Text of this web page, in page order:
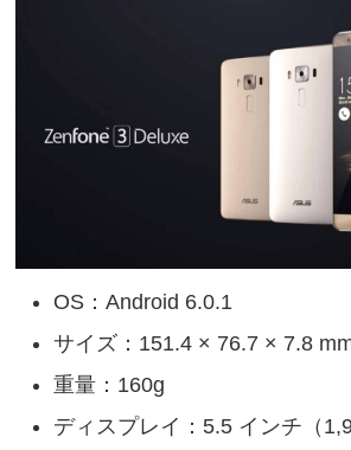
OS：Android 6.0.1
サイズ：151.4 × 76.7 × 7.8
重量：160g
ディスプレイ：5.5 インチ（